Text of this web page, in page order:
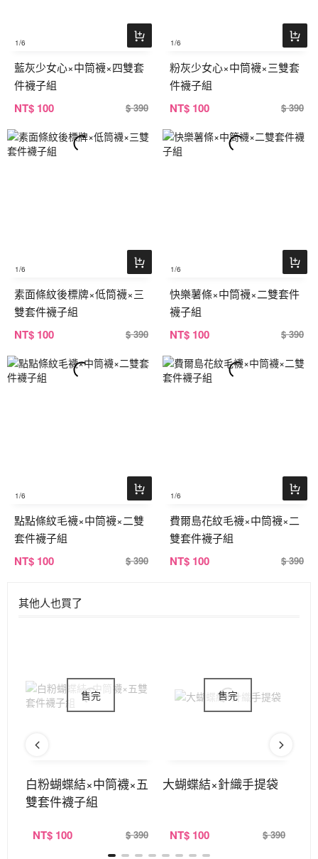
1/6
藍灰少女心×中筒襪×四雙套
件襪子組
NT$ 100 $ 390
1/6
粉灰少女心×中筒襪×三雙套
件襪子組
NT$ 100 $ 390
1/6
素面條紋後標牌×低筒襪×三
雙套件襪子組
NT$ 100 $ 390
1/6
快樂薯條×中筒襪×二雙套件
襪子組
NT$ 100 $ 390
1/6
點點條紋毛襪×中筒襪×二雙
套件襪子組
NT$ 100 $ 390
1/6
費爾島花紋毛襪×中筒襪×二
雙套件襪子組
NT$ 100 $ 390
其他人也買了
白粉蝴蝶結×中筒襪×五
雙套件襪子組
NT$ 100 $ 390
大蝴蝶結×針織手提袋
NT$ 100 $ 390